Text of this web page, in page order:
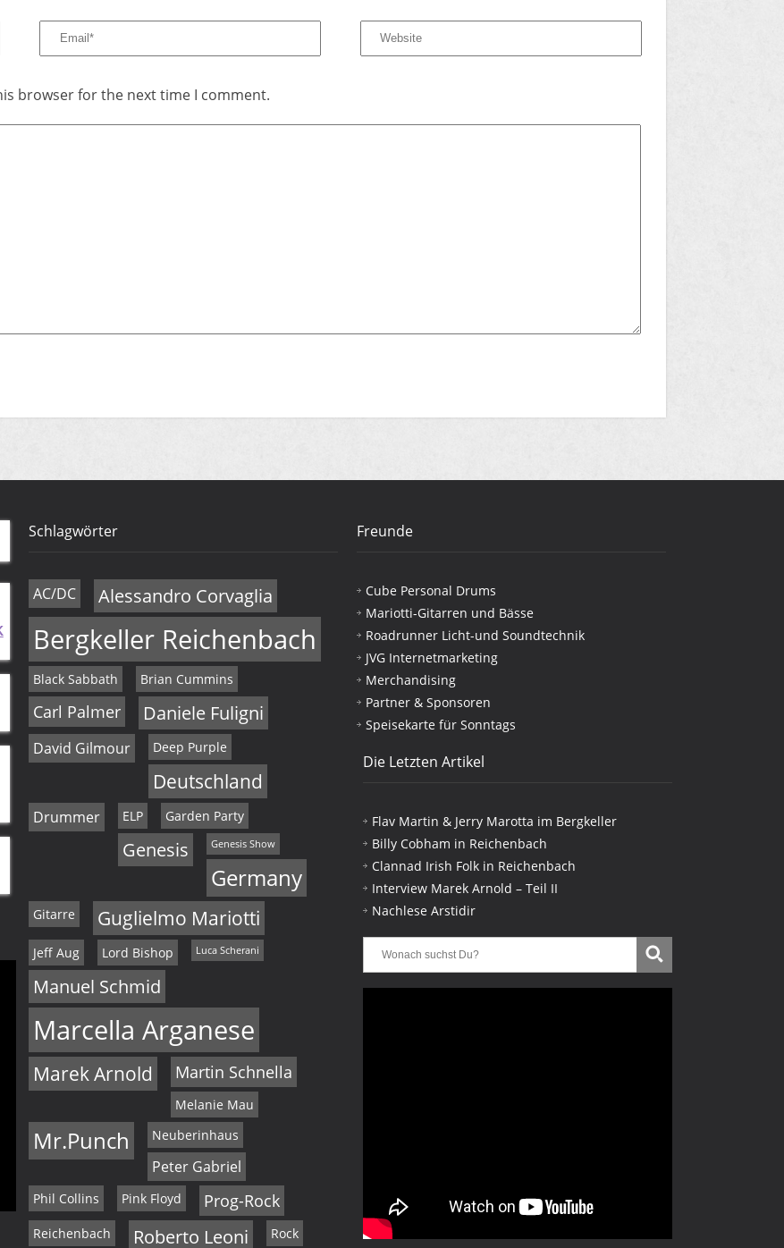
browser for the next time I comment.
Schlagwörter
AC/DC Alessandro Corvaglia
Bergkeller Reichenbach
Black Sabbath Brian Cummins
Carl Palmer Daniele Fuligni
David Gilmour Deep Purple
Deutschland
Drummer ELP Garden Party
Genesis Genesis Show
Germany
Gitarre Guglielmo Mariotti
Jeff Aug Lord Bishop Luca Scherani
Manuel Schmid
Marcella Arganese
Marek Arnold Martin Schnella
Melanie Mau
Mr.Punch Neuberinhaus
Peter Gabriel
Phil Collins Pink Floyd Prog-Rock
Reichenbach Roberto Leoni Rock
Freunde
Cube Personal Drums
Mariotti-Gitarren und Bässe
Roadrunner Licht-und Soundtechnik
JVG Internetmarketing
Merchandising
Partner & Sponsoren
Speisekarte für Sonntags
Die Letzten Artikel
Flav Martin & Jerry Marotta im Bergkeller
Billy Cobham in Reichenbach
Clannad Irish Folk in Reichenbach
Interview Marek Arnold – Teil II
Nachlese Arstidir